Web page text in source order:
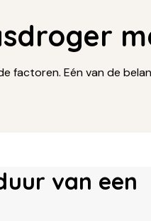
factoren. Eén van de
van een